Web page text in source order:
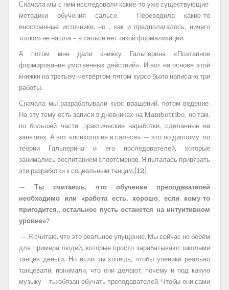
Сначала мы с ним исследовали какие-то уже существующие
методики обучения сальсе. Переводила какие-то
иностранные источники, но , как и предполагалось, ничего
толком не нашла – в сальсе нет такой формализации.
А потом мне дали книжку Гальперина «Поэтапное
формирование умственных действий». И вот на основе этой
книжки на третьем-четвёртом-пятом курсе было написано три
работы.
Сначала мы разрабатывали курс вращений, потом ведение.
На эту тему есть записи в дневниках на Mambotribe, но там,
по большей части, практические наработки, сделанные на
занятиях. А вот «психология в сальсе» — это по диплому, по
теории Гальперина и его последователей, которые
занимались воспитанием спортсменов. Я пыталась привязать
эти разработки к социальным танцам.[ 12
— Ты считаешь, что обучение преподавателей
необходимо или «работа есть, хорошо, если кому-то
пригодится,, остальное пусть останется на интуитивном
уровне»?
— Я считаю, что это реальное упущение. Мы сейчас не берём
для примера людей, которые просто зарабатывают школами
танцев деньги. Но если ты хочешь, чтобы ученики реально
танцевали, понимали, что они делают, почему и под какую
музыку – ты обязан обучать преподавателей. Чтобы они сами